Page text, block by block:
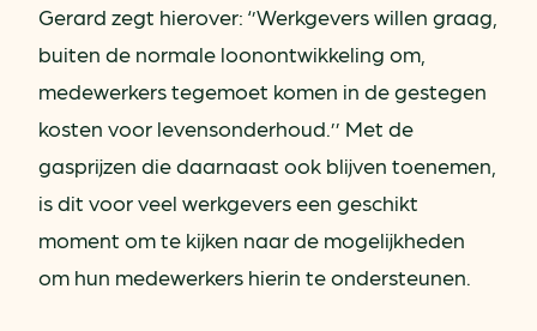
Gerard zegt hierover: ‘’Werkgevers willen graag,
buiten de normale loonontwikkeling om,
medewerkers tegemoet komen in de gestegen
kosten voor levensonderhoud.’’ Met de
gasprijzen die daarnaast ook blijven toenemen,
is dit voor veel werkgevers een geschikt
moment om te kijken naar de mogelijkheden
om hun medewerkers hierin te ondersteunen.